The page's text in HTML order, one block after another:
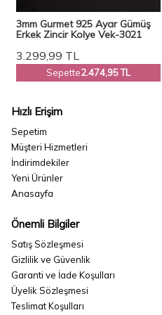
3mm Gurmet 925 Ayar Gümüş
Erkek Zincir Kolye Vek-3021
3.299,99 TL
Sepette2.474,95 TL
Hızlı Erişim
Sepetim
Müşteri Hizmetleri
İndirimdekiler
Yeni Ürünler
Anasayfa
Önemli Bilgiler
Satış Sözleşmesi
Gizlilik ve Güvenlik
Garanti ve İade Koşulları
Üyelik Sözleşmesi
Teslimat Koşulları